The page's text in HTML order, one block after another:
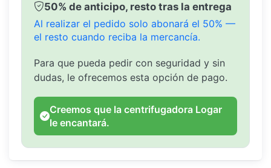
50% de anticipo, resto tras la entrega
Al realizar el pedido solo abonará el 50% —
el resto cuando reciba la mercancía.
Para que pueda pedir con seguridad y sin
dudas, le ofrecemos esta opción de pago.
Creemos que la centrifugadora Logar
le encantará.